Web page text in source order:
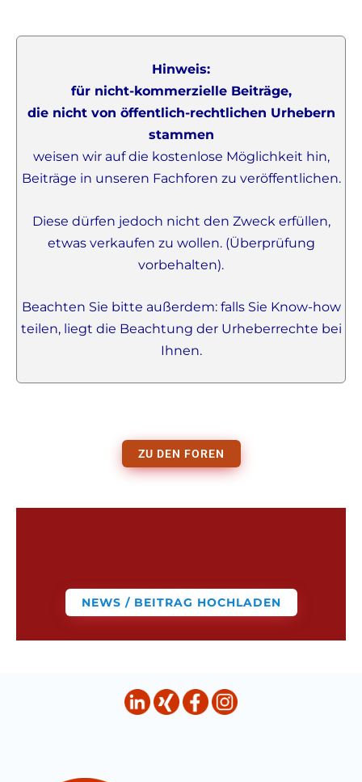
Hinweis:
für nicht-kommerzielle Beiträge,
die nicht von öffentlich-rechtlichen Urhebern
stammen
weisen wir auf die kostenlose Möglichkeit hin,
Beiträge in unseren Fachforen zu veröffentlichen.
Diese dürfen jedoch nicht den Zweck erfüllen,
etwas verkaufen zu wollen. (Überprüfung
vorbehalten).
Beachten Sie bitte außerdem: falls Sie Know-how
teilen, liegt die Beachtung der Urheberrechte bei
Ihnen.
ZU DEN FOREN
NEWS / BEITRAG HOCHLADEN